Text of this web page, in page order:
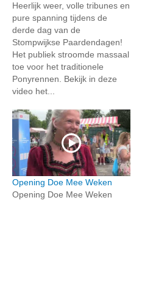
Heerlijk weer, volle tribunes en
pure spanning tijdens de
derde dag van de
Stompwijkse Paardendagen!
Het publiek stroomde massaal
toe voor het traditionele
Ponyrennen. Bekijk in deze
video het...
Opening Doe Mee Weken
Opening Doe Mee Weken